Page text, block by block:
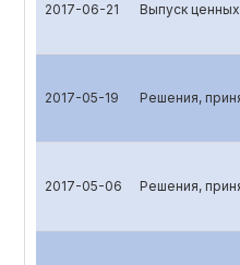
2017-06-21 Выпуск
2017-05-19 Решения,
2017-05-06 Решения,